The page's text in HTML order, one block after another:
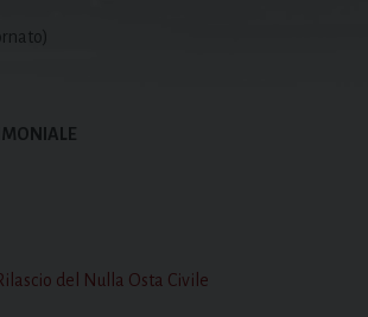
)
del Nulla Osta Civile